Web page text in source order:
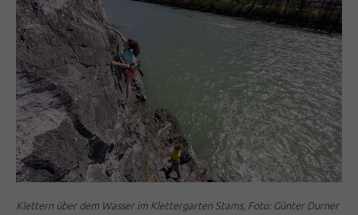
Klettern über dem Wasser im Klettergarten Stams, Foto: Günter Durner